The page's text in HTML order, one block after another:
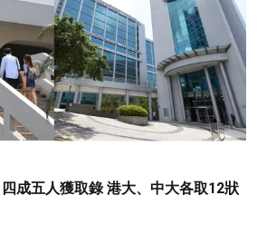
成五人獲取錄 港大、中大各取12狀